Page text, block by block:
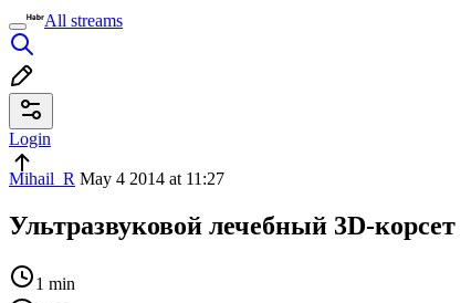
All streams
Login
Mihail_R May 4 2014 at 11:27
Ультразвуковой лечебный 3D-корсет
1 min